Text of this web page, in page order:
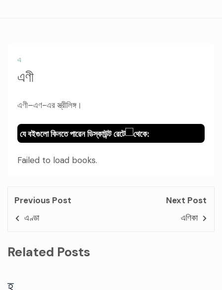
এ
এণী
এণী–এণ-এর স্ত্রীলিঙ্গ।
যে বইগুলো কিনতে পারেন ডিস্কাউন্ট রেটে থেকে:
Failed to load books.
Previous Post
এণ্ডা
Next Post
এণিকা
Related Posts
হ